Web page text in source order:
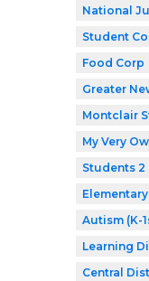
National
Student
Food Corp
Greater
Montclair
My Very
Students 2
Autism (K-
Learning
Central